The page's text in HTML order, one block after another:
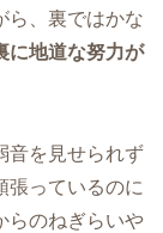
ら、裏ではかな
に地道な努力が
音を見せられず
張っているのに
らのねぎらいや